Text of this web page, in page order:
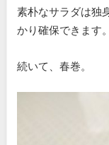
素朴なサラダは独
かり確保できます。
続いて、春巻。